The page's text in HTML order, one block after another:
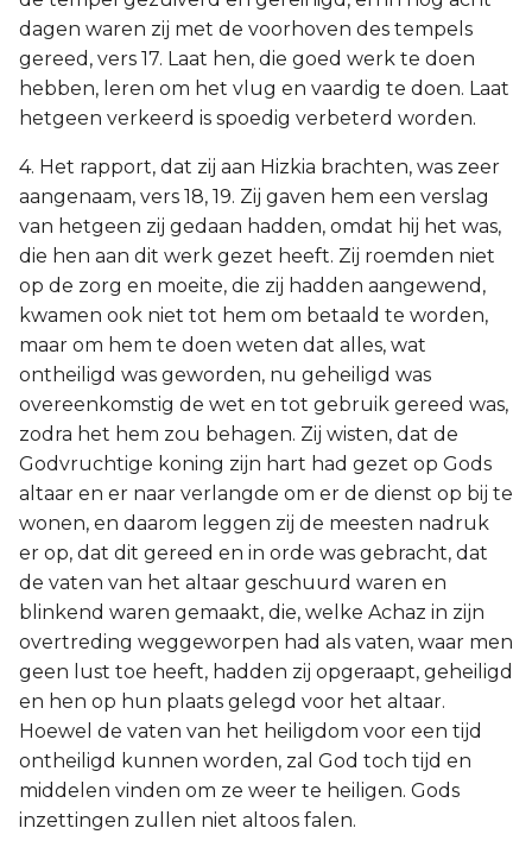
dagen waren zij met de voorhoven des tempels
gereed, vers 17. Laat hen, die goed werk te doen
hebben, leren om het vlug en vaardig te doen. Laat
hetgeen verkeerd is spoedig verbeterd worden.
4. Het rapport, dat zij aan Hizkia brachten, was zeer
aangenaam, vers 18, 19. Zij gaven hem een verslag
van hetgeen zij gedaan hadden, omdat hij het was,
die hen aan dit werk gezet heeft. Zij roemden niet
op de zorg en moeite, die zij hadden aangewend,
kwamen ook niet tot hem om betaald te worden,
maar om hem te doen weten dat alles, wat
ontheiligd was geworden, nu geheiligd was
overeenkomstig de wet en tot gebruik gereed was,
zodra het hem zou behagen. Zij wisten, dat de
Godvruchtige koning zijn hart had gezet op Gods
altaar en er naar verlangde om er de dienst op bij te
wonen, en daarom leggen zij de meesten nadruk
er op, dat dit gereed en in orde was gebracht, dat
de vaten van het altaar geschuurd waren en
blinkend waren gemaakt, die, welke Achaz in zijn
overtreding weggeworpen had als vaten, waar men
geen lust toe heeft, hadden zij opgeraapt, geheiligd
en hen op hun plaats gelegd voor het altaar.
Hoewel de vaten van het heiligdom voor een tijd
ontheiligd kunnen worden, zal God toch tijd en
middelen vinden om ze weer te heiligen. Gods
inzettingen zullen niet altoos falen.